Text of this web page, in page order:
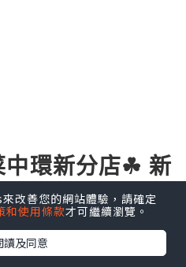
中環新分店☘ 新
改善您的網站體驗，請確定
和使用條款才可繼續瀏覽。
讀及同意